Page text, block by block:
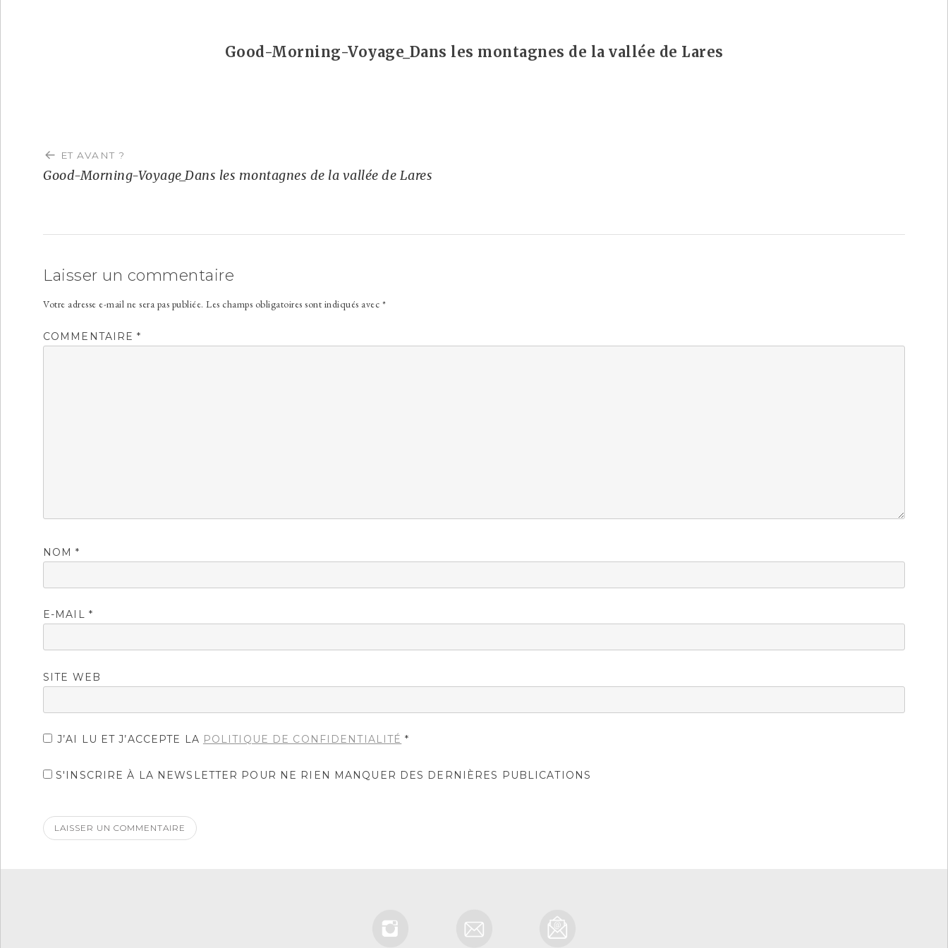
Good-Morning-Voyage_Dans les montagnes de la vallée de Lares
de
l’article
ET AVANT ?
Good-Morning-Voyage_Dans les montagnes de la vallée de Lares
Laisser un commentaire
Votre adresse e-mail ne sera pas publiée. Les champs obligatoires sont indiqués avec *
COMMENTAIRE*
NOM*
E-MAIL *
SITE WEB
J’AI LU ET J’ACCEPTE LA POLITIQUE DE CONFIDENTIALITÉ *
S'INSCRIRE À LA NEWSLETTER POUR NE RIEN MANQUER DES DERNIÈRES PUBLICATIONS